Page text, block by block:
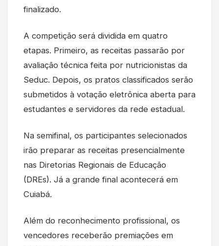
finalizado.
A competição será dividida em quatro
etapas. Primeiro, as receitas passarão por
avaliação técnica feita por nutricionistas da
Seduc. Depois, os pratos classificados serão
submetidos à votação eletrônica aberta para
estudantes e servidores da rede estadual.
Na semifinal, os participantes selecionados
irão preparar as receitas presencialmente
nas Diretorias Regionais de Educação
(DREs). Já a grande final acontecerá em
Cuiabá.
Além do reconhecimento profissional, os
vencedores receberão premiações em